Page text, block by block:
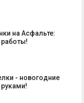
на Асфальте:
работы!
- новогодние